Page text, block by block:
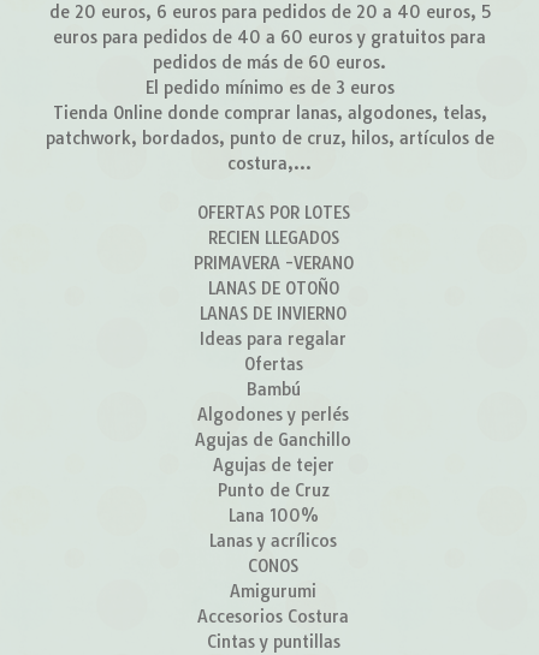
de 20 euros, 6 euros para pedidos de 20 a 40 euros, 5
euros para pedidos de 40 a 60 euros y gratuitos para
pedidos de más de 60 euros.
El pedido mínimo es de 3 euros
Tienda Online donde comprar lanas, algodones, telas,
patchwork, bordados, punto de cruz, hilos, artículos de
costura,...
OFERTAS POR LOTES
RECIEN LLEGADOS
PRIMAVERA -VERANO
LANAS DE OTOÑO
LANAS DE INVIERNO
Ideas para regalar
Ofertas
Bambú
Algodones y perlés
Agujas de Ganchillo
Agujas de tejer
Punto de Cruz
Lana 100%
Lanas y acrílicos
CONOS
Amigurumi
Accesorios Costura
Cintas y puntillas